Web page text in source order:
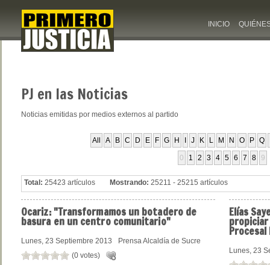
INICIO
PJ en las Noticias
Noticias emitidas por medios externos al partido
All A B C D E F G H J K L M N O P Q
0 1 2 3 4 5 6 7 8 9
Total: 25423 artículos Mostrando: 25211 - 25215 artículos
Ocariz:"Transformamos un botadero de
basura en un centro comunitario"
Lunes, 23 Septiembre 2013
Prensa Alcaldía de Sucre
(0 votes)
Elías
Procesal
Lunes, 23